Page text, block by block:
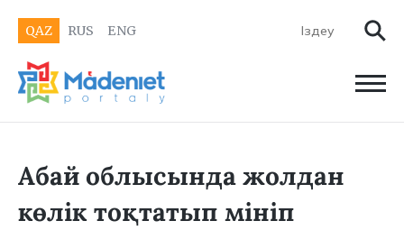
QAZ RUS ENG
Абай облысында жолдан
көлік тоқтатып мініп